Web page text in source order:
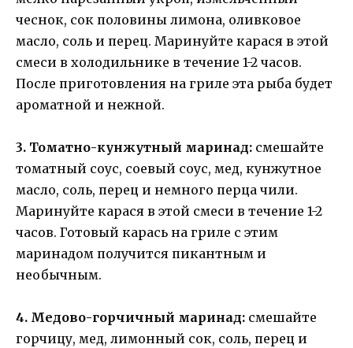
чеснок, сок половины лимона, оливковое
масло, соль и перец. Маринуйте карася в этой
смеси в холодильнике в течение 1-2 часов.
После приготовления на гриле эта рыба будет
ароматной и нежной.
3. Томатно-кунжутный маринад: смешайте
томатный соус, соевый соус, мед, кунжутное
масло, соль, перец и немного перца чили.
Маринуйте карася в этой смеси в течение 1-2
часов. Готовый карась на гриле с этим
маринадом получится пикантным и
необычным.
4. Медово-горчичный маринад: смешайте
горчицу, мед, лимонный сок, соль, перец и